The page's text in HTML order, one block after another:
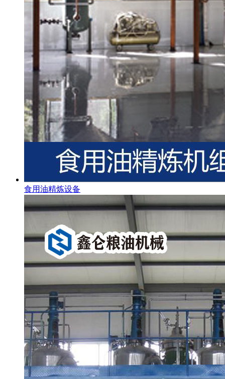
食用油精炼设备